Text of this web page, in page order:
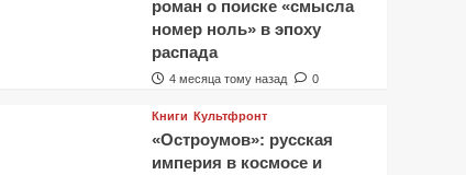
роман о поиске «смысла
номер ноль» в эпоху
распада
4 месяца тому назад 0
Книги Культфронт
«Остроумов»: русская
империя в космосе и